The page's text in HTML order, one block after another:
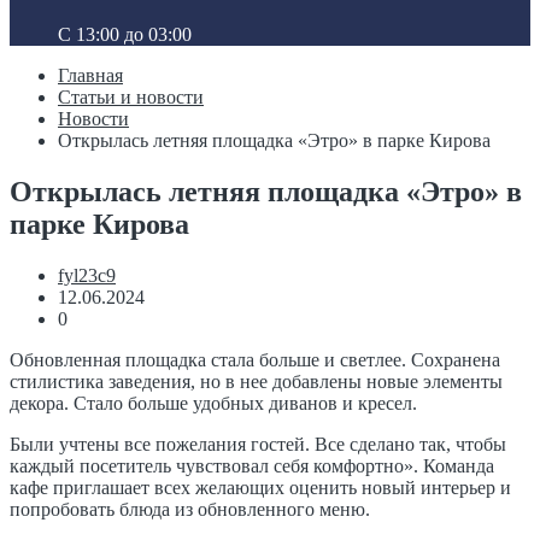
C 13:00 до 03:00
Главная
Статьи и новости
Новости
Открылась летняя площадка «Этро» в парке Кирова
Открылась летняя площадка «Этро» в
парке Кирова
fyl23c9
12.06.2024
0
Обновленная площадка стала больше и светлее. Сохранена
стилистика заведения, но в нее добавлены новые элементы
декора. Стало больше удобных диванов и кресел.
Были учтены все пожелания гостей. Все сделано так, чтобы
каждый посетитель чувствовал себя комфортно». Команда
кафе приглашает всех желающих оценить новый интерьер и
попробовать блюда из обновленного меню.